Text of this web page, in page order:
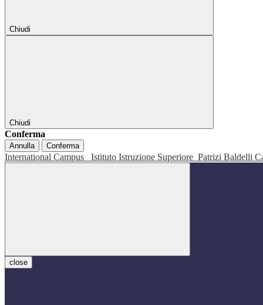
Chiudi
Chiudi
Conferma
Annulla Conferma
International Campus Istituto Istruzione Superiore Patrizi Baldelli
close